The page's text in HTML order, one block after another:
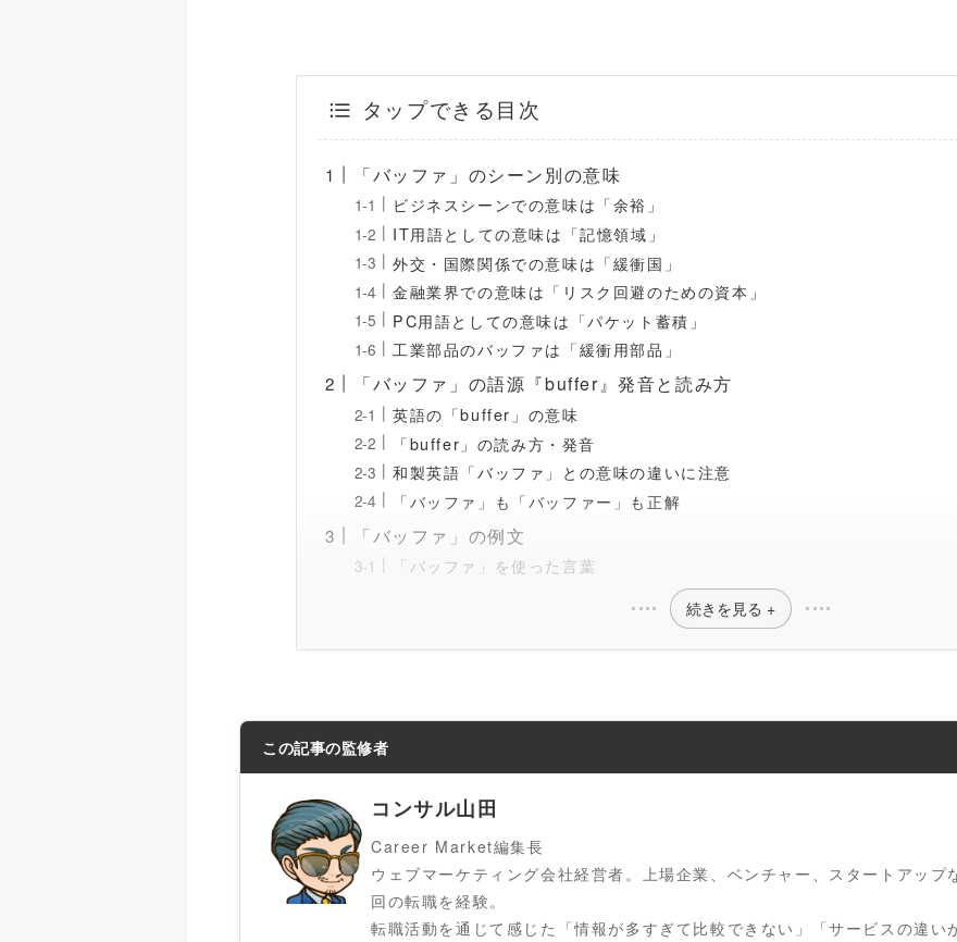
タップできる目次
「バッファ」のシーン別の意味
ビジネスシーンでの意味は「余裕」
IT用語としての意味は「記憶領域」
外交・国際関係での意味は「緩衝国」
金融業界での意味は「リスク回避のための資本」
PC用語としての意味は「パケット蓄積」
工業部品のバッファは「緩衝用部品」
「バッファ」の語源『buffer』発音と読み方
英語の「buffer」の意味
「buffer」の読み方・発音
和製英語「バッファ」との意味の違いに注意
「バッファ」も「バッファー」も正解
「バッファ」の例文
「バッファ」を使った言葉
続きを見る +
この記事の監修者
コンサル山田
Career Market編集長
ウェブマーケティング会社経営者。上場企業、ベンチャー、スタートアッ
回の転職を経験。
転職活動を通じて感じた「情報が多すぎて比較できない」「サービスの違い